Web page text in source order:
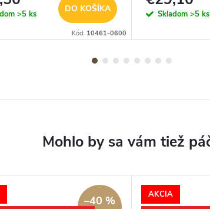
>5 ks
DO KOŠÍKA
Kód: 10461-0600
Skladom >5 ks
–40 %
AKCIA